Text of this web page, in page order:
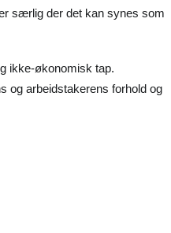
særlig der det kan synes som
ikke-økonomisk tap.
og arbeidstakerens forhold og